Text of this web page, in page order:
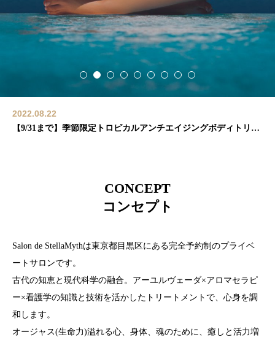
2022.08.22
【9/31まで】季節限定トロピカルアンチエイジングボディトリートメント
CONCEPT
コンセプト
Salon de StellaMythは東京都目黒区にある完全予約制のプライベ
ートサロンです。
古代の知恵と現代科学の融合。アーユルヴェーダ×アロマセラピ
ー×看護学の知識と技術を活かしたトリートメントで、心身を調
和します。
オージャス(生命力)溢れる心、身体、魂のために、癒しと活力増